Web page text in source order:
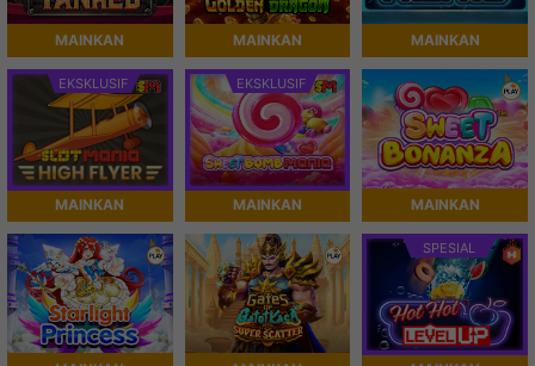
MAINKAN MAINKAN MAINKAN
EKSKLUSIF
MAINKAN
EKSKLUSIF
MAINKAN MAINKAN
SPESIAL